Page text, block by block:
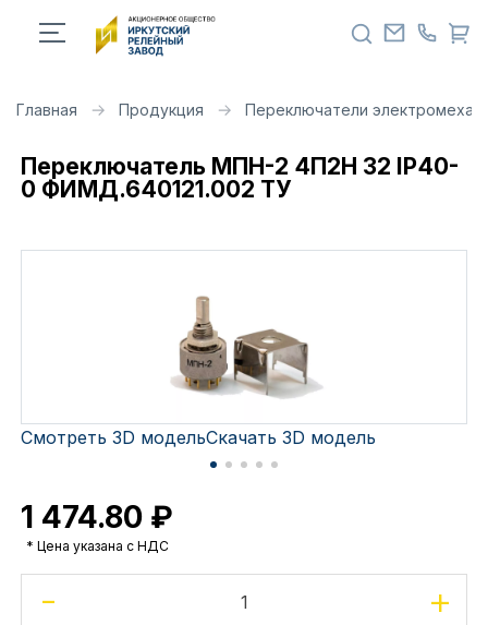
Главная Продукция Переключатели
Переключатель МПН-2 4П2Н 32 IP40-
0 ФИМД.640121.002 ТУ
Смотреть 3D модельСкачать 3D модель
1 474.80 ₽
* Цена указана с НДС
- +